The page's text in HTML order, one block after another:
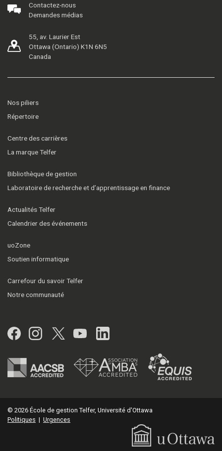
Contactez-nous
Demandes médias
55, av. Laurier Est
Ottawa (Ontario) K1N 6N5
Canada
Nos piliers
Répertoire
Centre des carrières
La marque Telfer
Bibliothèque de gestion
Laboratoire de recherche et d’apprentissage en finance
Actualités Telfer
Calendrier des événements
uoZone
Soutien informatique
Carrefour du savoir Telfer
Notre communauté
Facebook
Instagram
Twitter
YouTubeLinkedIn
© 2026 École de gestion Telfer, Université d'Ottawa
Politiques | Urgences